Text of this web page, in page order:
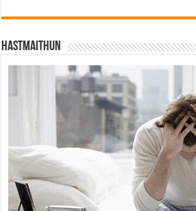
Hastmaithun